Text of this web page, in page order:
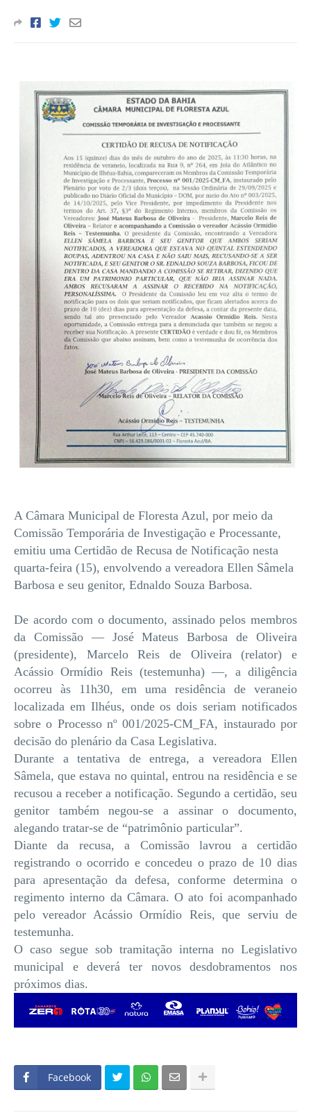
A Câmara Municipal de Floresta Azul, por meio da
Comissão Temporária de Investigação e Processante,
emitiu uma Certidão de Recusa de Notificação nesta
quarta-feira (15), envolvendo a vereadora Ellen Sâmela
Barbosa e seu genitor, Ednaldo Souza Barbosa.
De acordo com o documento, assinado pelos membros
da Comissão — José Mateus Barbosa de Oliveira
(presidente), Marcelo Reis de Oliveira (relator) e
Acássio Ormídio Reis (testemunha) —, a diligência
ocorreu às 11h30, em uma residência de veraneio
localizada em Ilhéus, onde os dois seriam notificados
sobre o Processo nº 001/2025-CM_FA, instaurado por
decisão do plenário da Casa Legislativa.
Durante a tentativa de entrega, a vereadora Ellen
Sâmela, que estava no quintal, entrou na residência e se
recusou a receber a notificação. Segundo a certidão, seu
genitor também negou-se a assinar o documento,
alegando tratar-se de “patrimônio particular”.
Diante da recusa, a Comissão lavrou a certidão
registrando o ocorrido e concedeu o prazo de 10 dias
para apresentação da defesa, conforme determina o
regimento interno da Câmara. O ato foi acompanhado
pelo vereador Acássio Ormídio Reis, que serviu de
testemunha.
O caso segue sob tramitação interna no Legislativo
municipal e deverá ter novos desdobramentos nos
próximos dias.
Facebook